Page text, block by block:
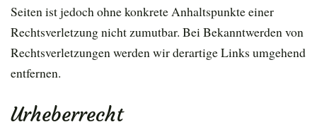
Seiten ist jedoch ohne konkrete Anhaltspunkte einer
Rechtsverletzung nicht zumutbar. Bei Bekanntwerden von
Rechtsverletzungen werden wir derartige Links umgehend
entfernen.
Urheberrecht